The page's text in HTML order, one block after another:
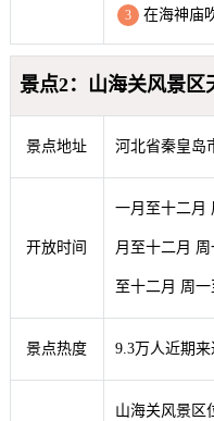
3 在海神庙
景点2：山海关风景区
景点地址 河北省秦皇岛
开放时间
一月至十二月
月至十二月 周
至十二月 周一
景点热度 9.3万人近期来
山海关风景区